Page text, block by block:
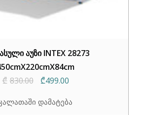
აუზი INTEX 28273
₾ 830.00
Original
was:
₾499.00Current
is:
დამატება